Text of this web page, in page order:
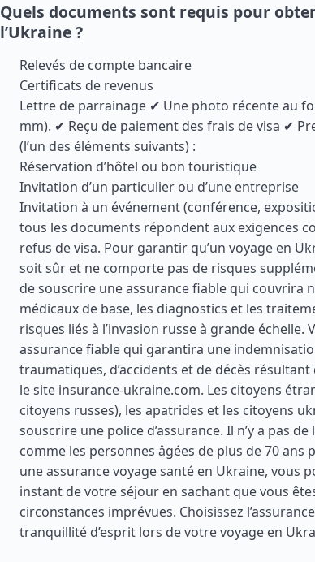
Quels documents sont requis pour
l’Ukraine ?
Relevés de compte bancaire
Certificats de revenus
Lettre de parrainage ✔ Une photo récente au
mm). ✔ Reçu de paiement des frais de visa ✔
(l’un des éléments suivants) :
Réservation d’hôtel ou bon touristique
Invitation d’un particulier ou d’une entreprise
Invitation à un événement (conférence,
tous les documents répondent aux exigences
refus de visa. Pour garantir qu’un voyage en
soit sûr et ne comporte pas de risques
de souscrire une assurance fiable qui couvrira
médicaux de base, les diagnostics et les
risques liés à l’invasion russe à grande échelle.
assurance fiable qui garantira une
traumatiques, d’accidents et de décès
le site insurance-ukraine.com. Les citoyens
citoyens russes), les apatrides et les citoyens
souscrire une police d’assurance. Il n’y a pas
comme les personnes âgées de plus de 70 ans
une assurance voyage santé en Ukraine, vous
instant de votre séjour en sachant que vous
circonstances imprévues. Choisissez
tranquillité d’esprit lors de votre voyage en